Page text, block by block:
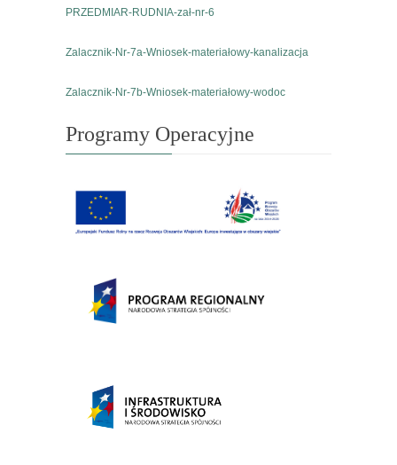
PRZEDMIAR-RUDNIA-zał-nr-6
Zalacznik-Nr-7a-Wniosek-materiałowy-kanalizacja
Zalacznik-Nr-7b-Wniosek-materiałowy-wodoc
Programy Operacyjne